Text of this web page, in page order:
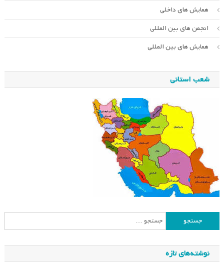
همایش های داخلی
انجمن های بین المللی
همایش های بین المللی
شعب استانی
جستجو
برای:
نوشته‌های تازه